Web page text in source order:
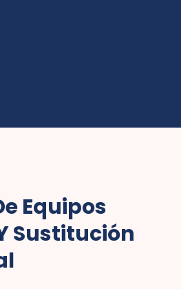
Equipos
Sustitución